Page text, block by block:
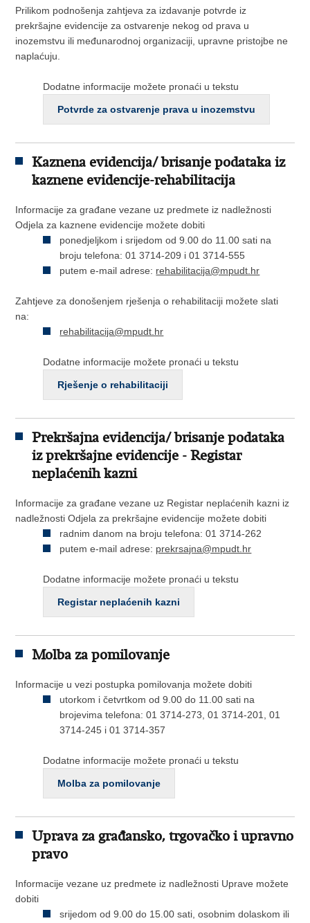
Prilikom podnošenja zahtjeva za izdavanje potvrde iz
prekršajne evidencije za ostvarenje nekog od prava u
inozemstvu ili međunarodnoj organizaciji, upravne pristojbe ne
naplaćuju.
Dodatne informacije možete pronaći u tekstu
Potvrde za ostvarenje prava u inozemstvu
Kaznena evidencija/ brisanje podataka iz
kaznene evidencije-rehabilitacija
Informacije za građane vezane uz predmete iz nadležnosti
Odjela za kaznene evidencije možete dobiti
ponedjeljkom i srijedom od 9.00 do 11.00 sati na
broju telefona: 01 3714-209 i 01 3714-555
putem e-mail adrese: rehabilitacija@mpudt.hr
Zahtjeve za donošenjem rješenja o rehabilitaciji možete slati
na:
rehabilitacija@mpudt.hr
Dodatne informacije možete pronaći u tekstu
Rješenje o rehabilitaciji
Prekršajna evidencija/ brisanje podataka
iz prekršajne evidencije - Registar
neplaćenih kazni
Informacije za građane vezane uz Registar neplaćenih kazni iz
nadležnosti Odjela za prekršajne evidencije možete dobiti
radnim danom na broju telefona: 01 3714-262
putem e-mail adrese: prekrsajna@mpudt.hr
Dodatne informacije možete pronaći u tekstu
Registar neplaćenih kazni
Molba za pomilovanje
Informacije u vezi postupka pomilovanja možete dobiti
utorkom i četvrtkom od 9.00 do 11.00 sati na
brojevima telefona: 01 3714-273, 01 3714-201, 01
3714-245 i 01 3714-357
Dodatne informacije možete pronaći u tekstu
Molba za pomilovanje
Uprava za građansko, trgovačko i upravno
pravo
Informacije vezane uz predmete iz nadležnosti Uprave možete
dobiti
srijedom od 9.00 do 15.00 sati, osobnim dolaskom ili